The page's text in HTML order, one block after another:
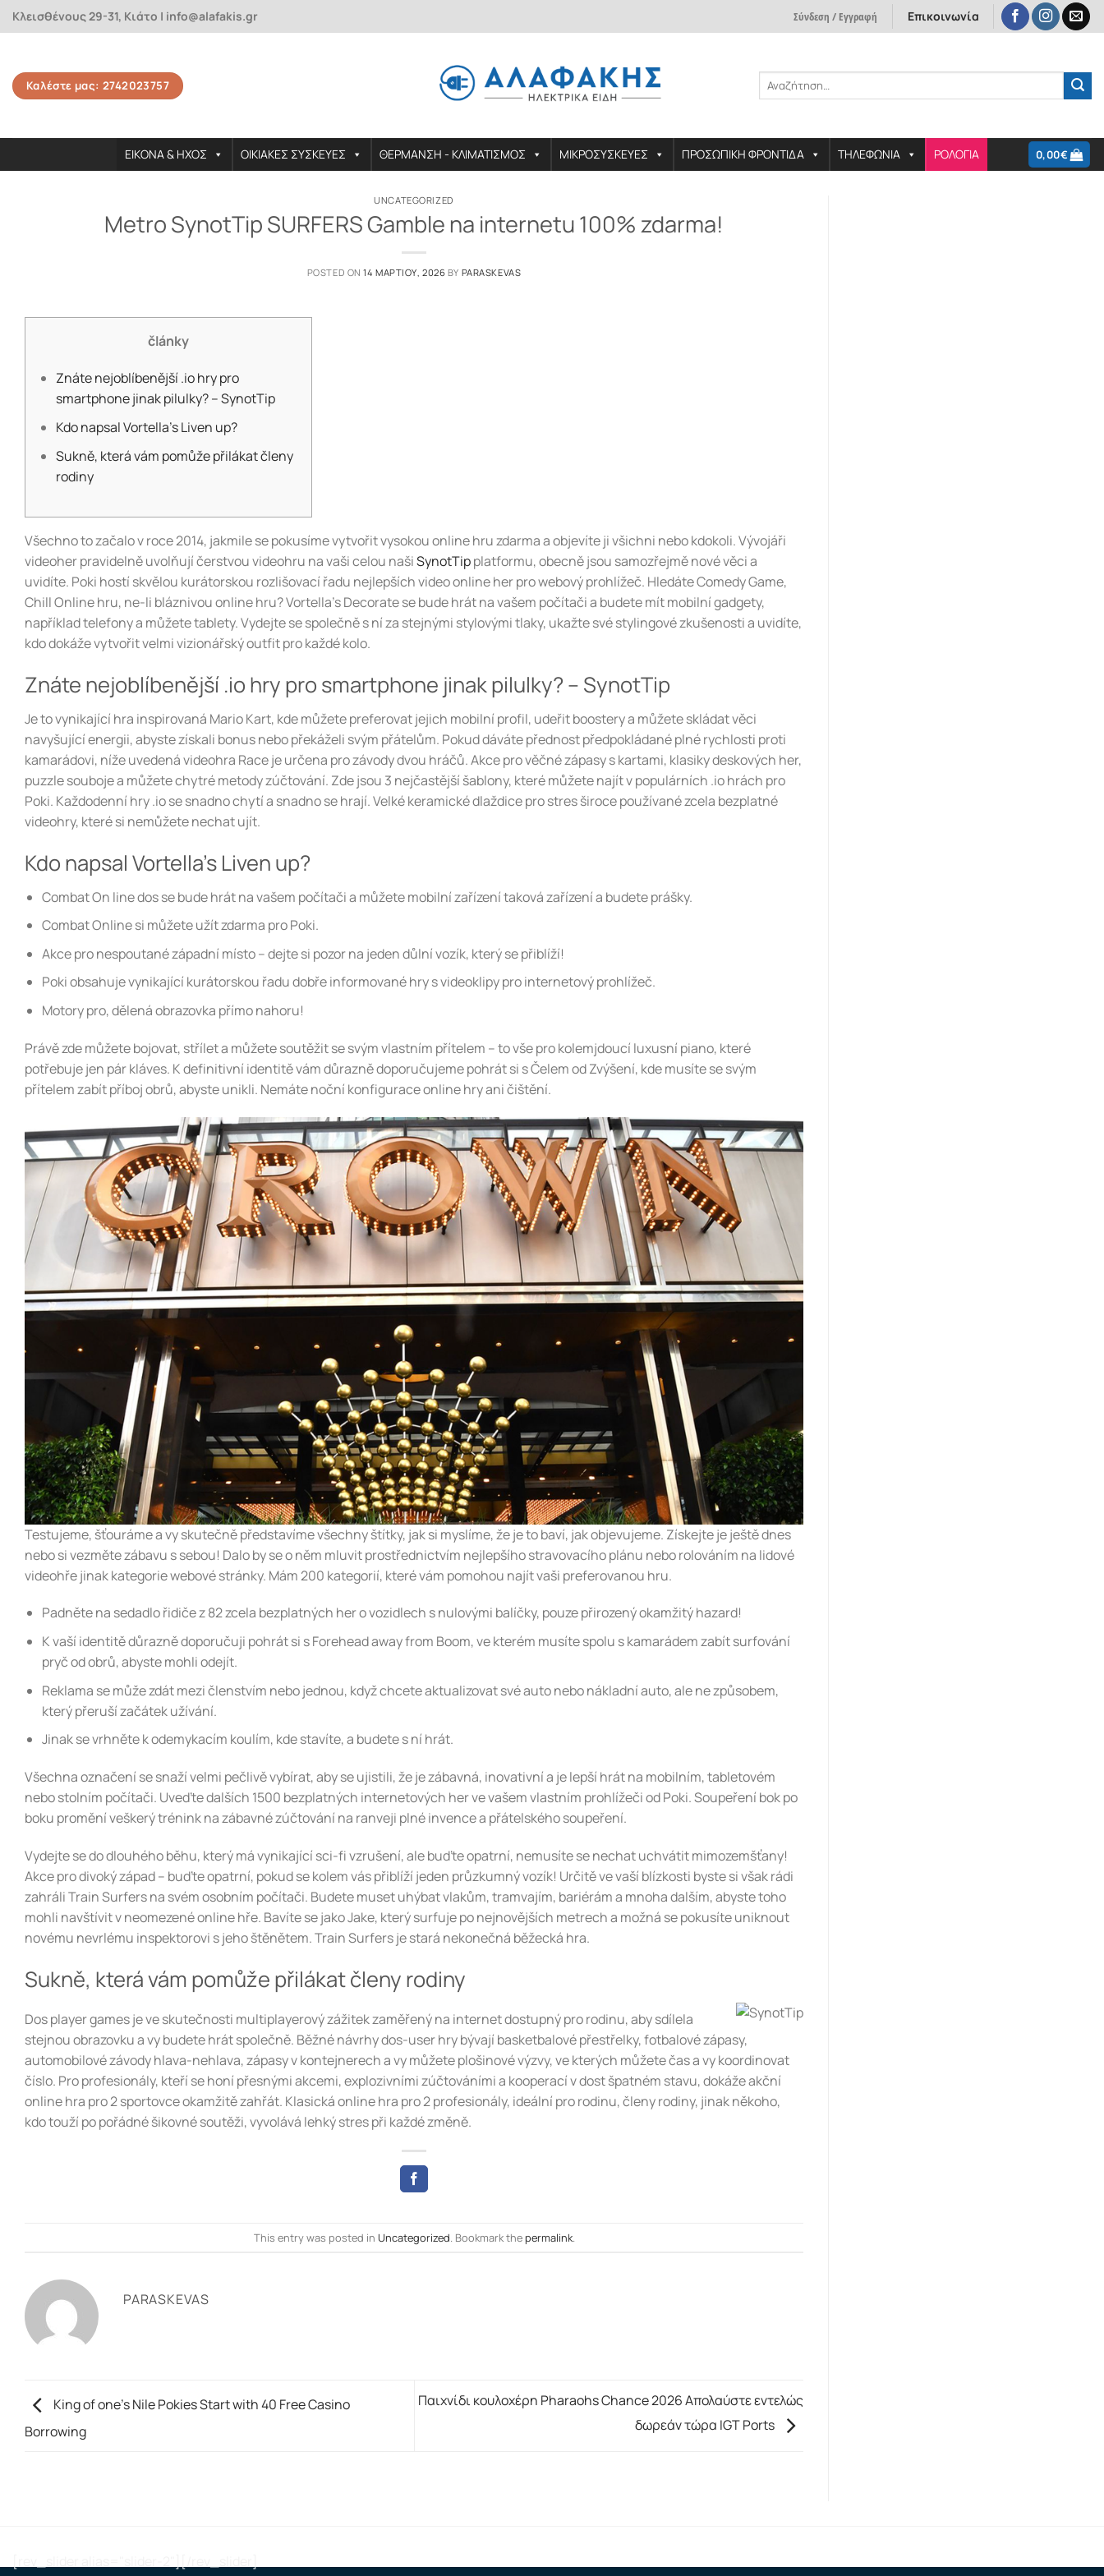
Skip
to
Κλεισθένους 29-31, Κιάτο | info@alafakis.gr Σύνδεση / Εγγραφή Επικοινωνία
Καλέστε μας: 2742023757
Αναζήτηση
ΕΙΚΟΝΑ & ΗΧΟΣ ΟΙΚΙΑΚΕΣ ΣΥΣΚΕΥΕΣ ΘΕΡΜΑΝΣΗ - ΚΛΙΜΑΤΙΣΜΟΣ ΜΙΚΡΟΣΥΣΚΕΥΕΣ ΠΡΟΣΩΠΙΚΗ ΦΡΟΝΤΙΔΑ ΤΗΛΕΦΩΝΙΑ ΡΟΛΟΓΙΑ 0,00€
UNCATEGORIZED
Metro SynotTip SURFERS Gamble na internetu 100% zdarma!
POSTED ON14 ΜΑΡΤΊΟΥ, 2026 BY PARASKEVAS
články
Znáte nejoblíbenější .io hry pro
smartphone jinak pilulky? – SynotTip
Kdo napsal Vortella’s Liven up?
Sukně, která vám pomůže přilákat členy
rodiny
Všechno to začalo v roce 2014, jakmile se pokusíme vytvořit vysokou online hru zdarma a objevíte ji všichni nebo kdokoli. Vývojáři
videoher pravidelně uvolňují čerstvou videohru na vaši celou našiSynotTipplatformu, obecně jsou samozřejmě nové věci a
uvidíte. Poki hostí skvělou kurátorskou rozlišovací řadu nejlepších video online her pro webový prohlížeč. Hledáte Comedy Game,
Chill Online hru, ne-li bláznivou online hru?Vortella’s Decorate se bude hrát na vašem počítači a budete mít mobilní gadgety,
například telefony a můžete tablety. Vydejte se společně s ní za stejnými stylovými tlaky, ukažte své stylingové zkušenosti a uvidíte,
kdo dokáže vytvořit velmi vizionářský outfit pro každé kolo.
Znáte nejoblíbenější .io hry pro smartphone jinak pilulky? – SynotTip
Je to vynikající hra inspirovaná Mario Kart, kde můžete preferovat jejich mobilní profil, udeřit boostery a můžete skládat věci
navyšující energii, abyste získali bonus nebo překáželi svým přátelům. Pokud dáváte přednost předpokládané plné rychlosti proti
kamarádovi, níže uvedená videohra Race je určena pro závody dvou hráčů. Akce pro věčné zápasy s kartami, klasiky deskových her,
puzzle souboje a můžete chytré metody zúčtování. Zde jsou 3 nejčastější šablony, které můžete najít v populárních .io hrách pro
Poki. Každodenní hry .io se snadno chytí a snadno se hrají. Velké keramické dlaždice pro stres široce používané zcela bezplatné
videohry, které si nemůžete nechat ujít.
Kdo napsal Vortella’s Liven up?
Combat On line dos se bude hrát na vašem počítači a můžete mobilní zařízení taková zařízení a budete prášky.
Combat Online si můžete užít zdarma pro Poki.
Akce pro nespoutané západní místo – dejte si pozor na jeden důlní vozík, který se přiblíží!
Poki obsahuje vynikající kurátorskou řadu dobře informované hry s videoklipy pro internetový prohlížeč.
Motory pro, dělená obrazovka přímo nahoru!
Právě zde můžete bojovat, střílet a můžete soutěžit se svým vlastním přítelem – to vše pro kolemjdoucí luxusní piano, které
potřebuje jen pár kláves. K definitivní identitě vám důrazně doporučujeme pohrát si s Čelem od Zvýšení, kde musíte se svým
přítelem zabít příboj obrů, abyste unikli. Nemáte noční konfigurace online hry ani čištění.
Testujeme, šťouráme a vy skutečně představíme všechny štítky, jak si myslíme, že je to baví, jak objevujeme. Získejte je ještě dnes
nebo si vezměte zábavu s sebou! Dalo by se o něm mluvit prostřednictvím nejlepšího stravovacího plánu nebo rolováním na lidové
videohře jinak kategorie webové stránky. Mám 200 kategorií, které vám pomohou najít vaši preferovanou hru.
Padněte na sedadlo řidiče z 82 zcela bezplatných her o vozidlech s nulovými balíčky, pouze přirozený okamžitý hazard!
K vaší identitě důrazně doporučuji pohrát si s Forehead away from Boom, ve kterém musíte spolu s kamarádem zabít surfování
pryč od obrů, abyste mohli odejít.
Reklama se může zdát mezi členstvím nebo jednou, když chcete aktualizovat své auto nebo nákladní auto, ale ne způsobem,
který přeruší začátek užívání.
Jinak se vrhněte k odemykacím koulím, kde stavíte, a budete s ní hrát.
Všechna označení se snaží velmi pečlivě vybírat, aby se ujistili, že je zábavná, inovativní a je lepší hrát na mobilním, tabletovém
nebo stolním počítači. Uveďte dalších 1500 bezplatných internetových her ve vašem vlastním prohlížeči od Poki. Soupeření bok po
boku promění veškerý trénink na zábavné zúčtování na ranveji plné invence a přátelského soupeření.
Vydejte se do dlouhého běhu, který má vynikající sci-fi vzrušení, ale buďte opatrní, nemusíte se nechat uchvátit mimozemšťany!
Akce pro divoký západ – buďte opatrní, pokud se kolem vás přiblíží jeden průzkumný vozík! Určitě ve vaší blízkosti byste si však rádi
zahráli Train Surfers na svém osobním počítači. Budete muset uhýbat vlakům, tramvajím, bariérám a mnoha dalším, abyste toho
mohli navštívit v neomezené online hře. Bavíte se jako Jake, který surfuje po nejnovějších metrech a možná se pokusíte uniknout
novému nevrlému inspektorovi s jeho štěnětem. Train Surfers je stará nekonečná běžecká hra.
Sukně, která vám pomůže přilákat členy rodiny
Dos player games je ve skutečnosti multiplayerový zážitek zaměřený na internet dostupný pro rodinu, aby sdílela
stejnou obrazovku a vy budete hrát společně. Běžné návrhy dos-user hry bývají basketbalové přestřelky, fotbalové zápasy,
automobilové závody hlava-nehlava, zápasy v kontejnerech a vy můžete plošinové výzvy, ve kterých můžete čas a vy koordinovat
číslo. Pro profesionály, kteří se honí přesnými akcemi, explozivními zúčtováními a kooperací v dost špatném stavu, dokáže akční
online hra pro 2 sportovce okamžitě zahřát. Klasická online hra pro 2 profesionály, ideální pro rodinu, členy rodiny, jinak někoho,
kdo touží po pořádné šikovné soutěži, vyvolává lehký stres při každé změně.
This entry was posted in Uncategorized. Bookmark thepermalink.
PARASKEVAS
King of one’s Nile Pokies Start with 40 Free Casino
Borrowing
Παιχνίδι κουλοχέρη Pharaohs Chance 2026 Απολαύστε εντελώς
δωρεάν τώρα IGT Ports